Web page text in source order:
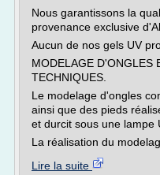
Nous garantissons la
provenance exclusive
Aucun de nos gels UV
MODELAGE D'ONGLES
TECHNIQUES.
Le modelage d'ongles
ainsi que des pieds
et durcit sous une lampe
La réalisation du
Lire la suite